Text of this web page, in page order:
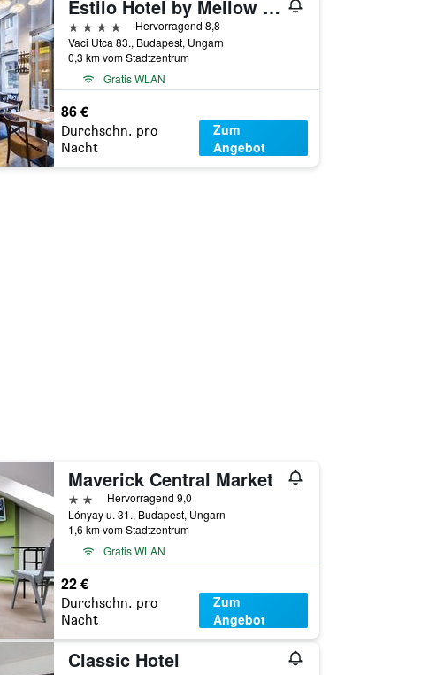
Estilo Hotel by Mellow Mood Hotels
4 Sterne
Hervorragend 8,8
Vaci Utca 83., Budapest, Ungarn
0,3 km vom Stadtzentrum
Gratis WLAN
86 €
Durchschn. pro
Nacht
Zum
Angebot
Maverick Central Market
2 SterneHervorragend 9,0
Lónyay u. 31., Budapest, Ungarn
1,6 km vom Stadtzentrum
Gratis WLAN
22 €
Durchschn. pro
Nacht
Zum
Angebot
Classic Hotel